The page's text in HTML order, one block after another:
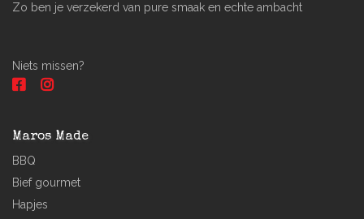
Zo ben je verzekerd van pure smaak en echte ambacht
Niets missen?
Maros Made
BBQ
Bief gourmet
Hapjes